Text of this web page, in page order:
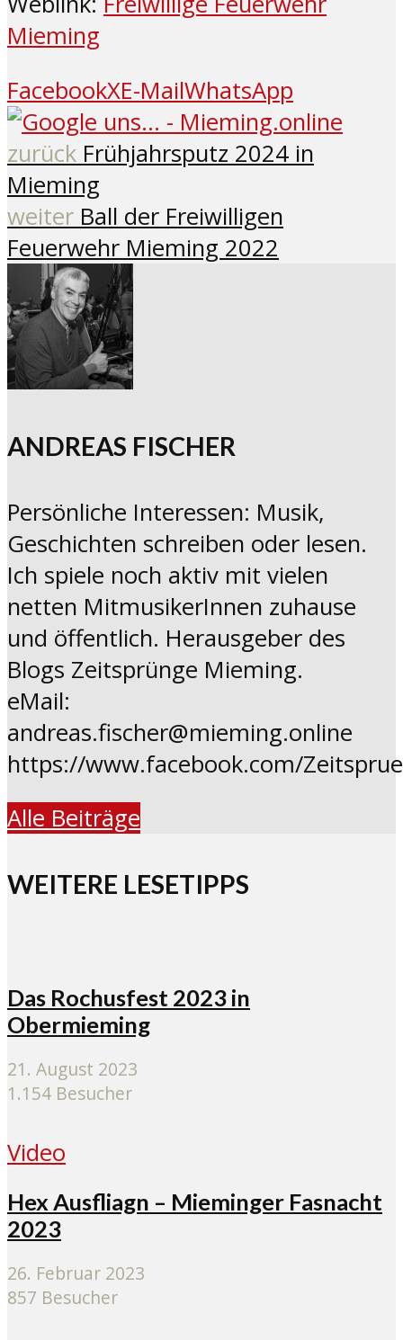
Mieming
FacebookXE-MailWhatsApp
zurück Frühjahrsputz 2024 in
Mieming
weiter Ball der Freiwilligen
Feuerwehr Mieming 2022
ANDREAS FISCHER
Persönliche Interessen: Musik,
Geschichten schreiben oder lesen.
Ich spiele noch aktiv mit vielen
netten MitmusikerInnen zuhause
und öffentlich. Herausgeber des
Blogs Zeitsprünge Mieming.
eMail:
andreas.fischer@mieming.online
https://www.facebook.com/
Alle Beiträge
WEITERE LESETIPPS
Das Rochusfest 2023 in
Obermieming
21. August 2023
1.154 Besucher
Video
Hex Ausfliagn – Mieminger Fasnacht
2023
26. Februar 2023
857 Besucher